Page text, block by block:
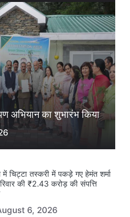
अभियान का शुभारंभ किया
चिट्टा तस्करी में पकड़े गए हेमंत शर्मा
की ₹2.43 करोड़ की संपत्ति
6, 2026